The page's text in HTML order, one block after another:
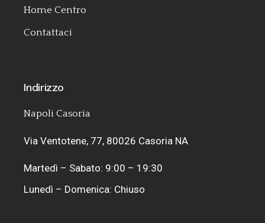
Home Centro
Contattaci
Indirizzo
Napoli Casoria
Via Ventotene, 77, 80026 Casoria NA
Martedì – Sabato: 9:00 – 19:30
Lunedì – Domenica: Chiuso